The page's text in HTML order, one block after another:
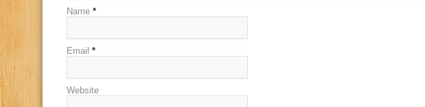
Name *
Email *
Website